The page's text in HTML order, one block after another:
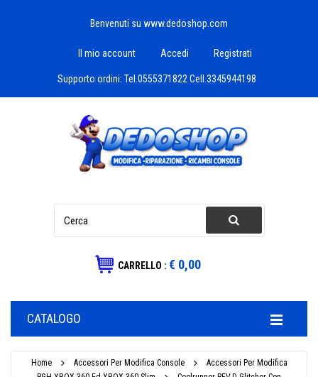
Benvenuti su www.dedoshop.com
Il mio account Accedi Registrati
Supporto ordini: Tel.0555371822 Cell.3345944198
CARRELLO : € 0,00
CATALOGO
Home Accessori Per Modifica Console
Accessori Per Modifica